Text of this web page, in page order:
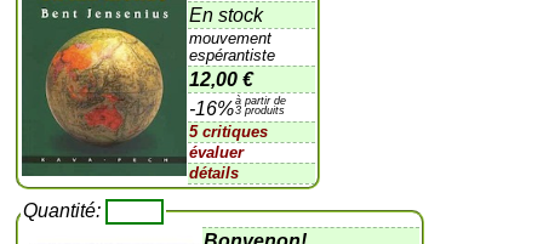
En stock
mouvement
espérantiste
12,00 €
-16%à partir de
3 produits
5 critiques
évaluer
détails
Quantité: